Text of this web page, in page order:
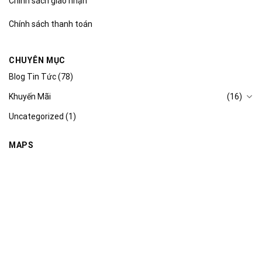
Chính sách thanh toán
CHUYÊN MỤC
Blog Tin Tức(78)
Khuyến Mãi (16)
Uncategorized (1)
MAPS